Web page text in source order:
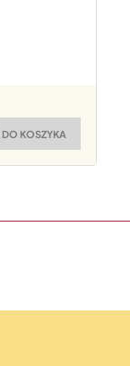
DO KOSZYKA